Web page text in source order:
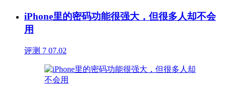
iPhone里的密码功能很强大，但很多人却不会
用
评测 7 07.02